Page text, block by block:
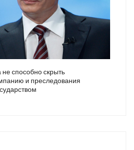
способно скрыть
и преследования